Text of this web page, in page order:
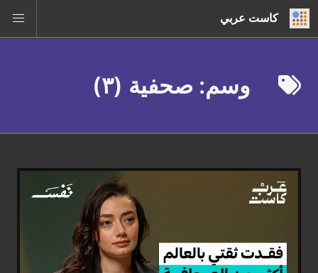
كاست عربي
وسم: صحفية (٣)